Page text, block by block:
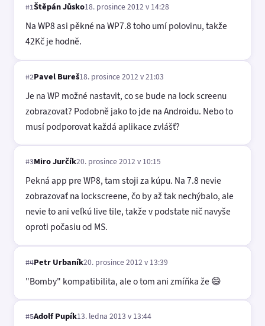
#1Štěpán Jůsko18. prosince 2012 v 14:28
Na WP8 asi pěkné na WP7.8 toho umí polovinu, takže
42Kč je hodně.
#2Pavel Bureš18. prosince 2012 v 21:03
Je na WP možné nastavit, co se bude na lock screenu
zobrazovat? Podobně jako to jde na Androidu. Nebo to
musí podporovat každá aplikace zvlášť?
#3Miro Jurčík20. prosince 2012 v 10:15
Pekná app pre WP8, tam stoji za kúpu. Na 7.8 nevie
zobrazovať na lockscreene, čo by až tak nechýbalo, ale
nevie to ani veľkú live tile, takže v podstate nič navyše
oproti počasiu od MS.
#4Petr Urbaník20. prosince 2012 v 13:39
"Bomby" kompatibilita, ale o tom ani zmíňka že 😄
#5Adolf Pupík13. ledna 2013 v 13:44